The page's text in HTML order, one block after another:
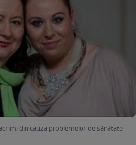
din cauza problemelor de sănătate